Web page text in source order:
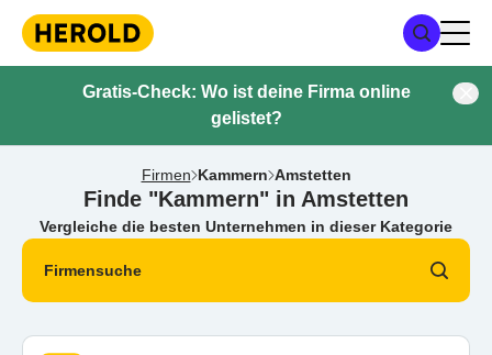
Gratis-Check: Wo ist deine Firma online
gelistet?
Firmen Kammern Amstetten
Finde "Kammern" in Amstetten
Vergleiche die besten Unternehmen in dieser Kategorie
Firmensuche